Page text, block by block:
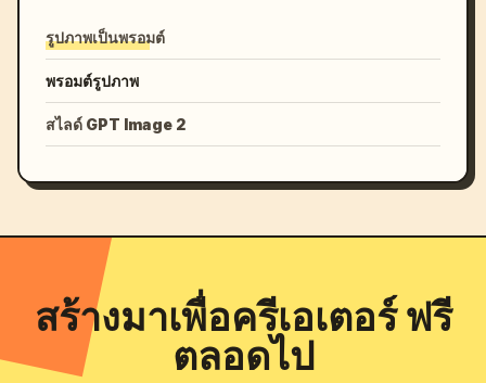
รูปภาพเป็นพรอมต์
พรอมต์รูปภาพ
สไลด์ GPT Image 2
สร้างมาเพื่อครีเอเตอร์ ฟรี
ตลอดไป